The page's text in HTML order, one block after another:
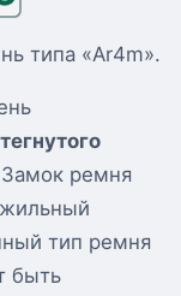
типа «Ar4m».
Замок ремня
тип ремня
быть